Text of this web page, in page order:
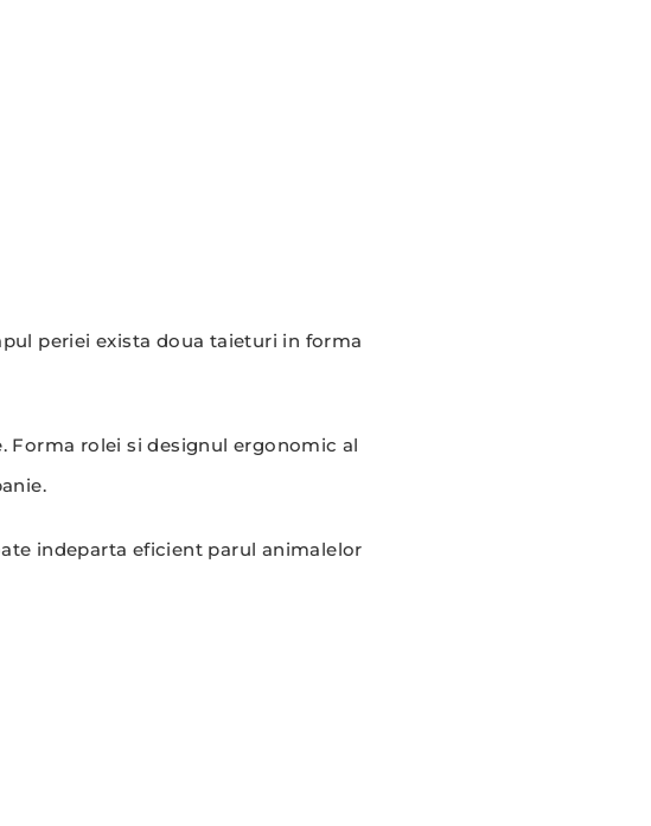
periei exista doua taieturi in forma
rolei si designul ergonomic al
indeparta eficient parul animalelor